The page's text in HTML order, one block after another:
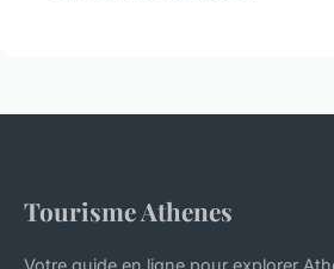
Tourisme Athenes
Votre guide en ligne pour explorer